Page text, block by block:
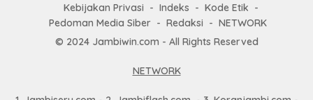
Kebijakan Privasi Indeks
Kode Etik
Pedoman Media Siber
Redaksi
NETWORK
© 2024 Jambiwin.com - All Rights Reserved
NETWORK